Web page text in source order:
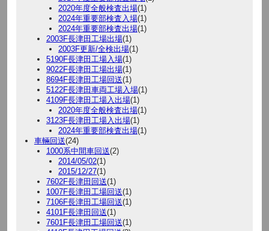
2020年度全般検査出場(1)
2024年重要部検査入場(1)
2024年重要部検査出場(1)
2003F長津田工場出場(1)
2003F更新/全検出場(1)
5190F長津田工場入場(1)
9022F長津田工場出場(1)
8694F長津田工場回送(1)
5122F長津田車両工場入場(1)
4109F長津田工場入出場(1)
2020年度全般検査出場(1)
3123F長津田工場入出場(1)
2024年重要部検査出場(1)
車輛回送(24)
1000系中間車回送(2)
2014/05/02(1)
2015/12/27(1)
7602F長津田回送(1)
1007F長津田工場回送(1)
7106F長津田工場回送(1)
4101F長津田回送(1)
7601F長津田工場回送(1)